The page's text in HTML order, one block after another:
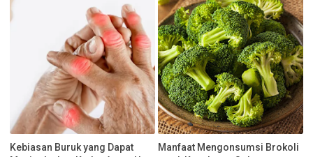
Kebiasan Buruk yang Dapat
Manfaat Mengonsumsi Brokoli